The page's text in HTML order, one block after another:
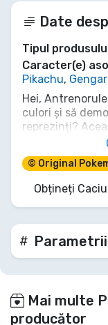
Date
Tipul
Caracter(e)
Pikachu, Gengar
Hei,
culori și să
reprezinți?
nu e doar ceva
vibrantă, gata
mai bun.
erup într-o
să întoarcă
lui Pidgeot.
lasă-ți gașca
aventură.
© Original
Obțineți
Parametrii
Mai multe
producător